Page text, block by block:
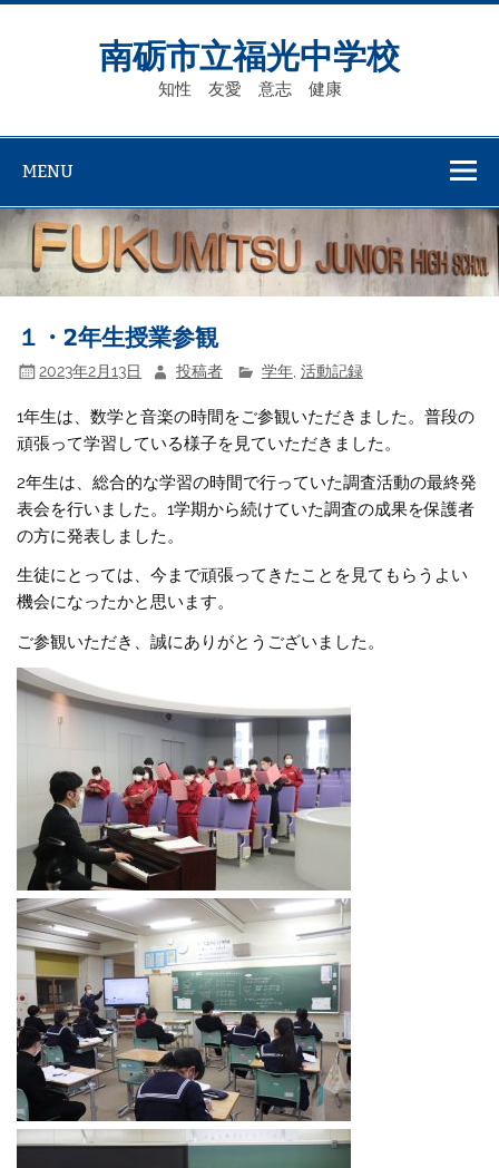
Skip
南砺市立福光中学校
知性 友愛 意志 健康
MENU
１・2年生授業参観
2023年2月13日 投稿者 学年, 活動記録
1年生は、数学と音楽の時間をご参観いただきました。普段の
頑張って学習している様子を見ていただきました。
2年生は、総合的な学習の時間で行っていた調査活動の最終発
表会を行いました。1学期から続けていた調査の成果を保護者
の方に発表しました。
生徒にとっては、今まで頑張ってきたことを見てもらうよい
機会になったかと思います。
ご参観いただき、誠にありがとうございました。